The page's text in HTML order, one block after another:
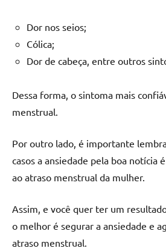
Dor nos seios;
Cólica;
Dor de cabeça, entre outros
Dessa forma, o sintoma mais
menstrual.
Por outro lado, é importante
casos a ansiedade pela boa notícia
ao atraso menstrual da mulher.
Assim, e você quer ter um
o melhor é segurar a ansiedade e
atraso menstrual.